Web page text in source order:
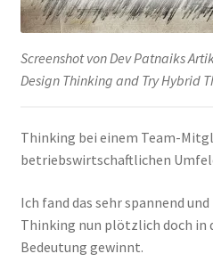
Screenshot von Dev Patnaiks
Design Thinking and Try Hybrid
Thinking bei einem Team-
betriebswirtschaftlichen
Ich fand das sehr spannend
Thinking nun plötzlich doch in
Bedeutung gewinnt.